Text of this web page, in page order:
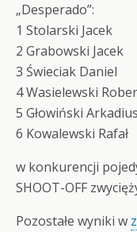
„Desperado”:
1 Stolarski Jacek
2 Grabowski Jacek
3 Świeciak Daniel
4 Wasielewski
5 Głowiński
6 Kowalewski Rafał
w konkurencji
SHOOT-OFF
Pozostałe wyniki w